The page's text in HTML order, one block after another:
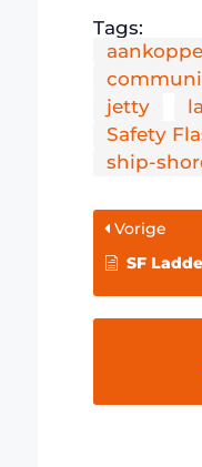
Tags:
jetty
Safety
ship-
Vorige
SF